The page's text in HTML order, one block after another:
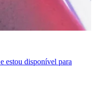
estou disponível para